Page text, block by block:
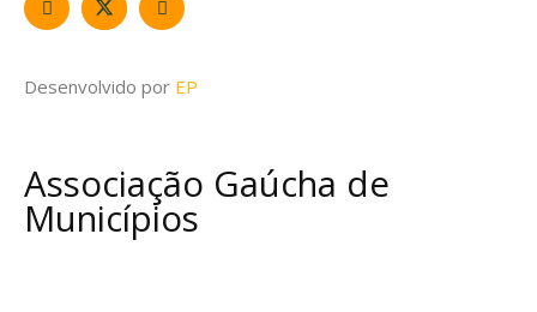
Desenvolvido por EP
Associação Gaúcha de
Municípios